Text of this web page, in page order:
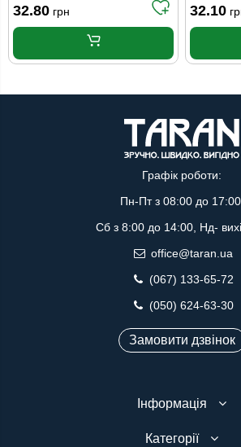
32.80 грн 32.10
Графік роботи:
Пн-Пт з 08:00 до
Сб з 8:00 до 14:00, Нд-
office@taran.ua
(067) 133-65-72
(050) 624-63-30
Замовити дзвінок
Інформація
Категорії